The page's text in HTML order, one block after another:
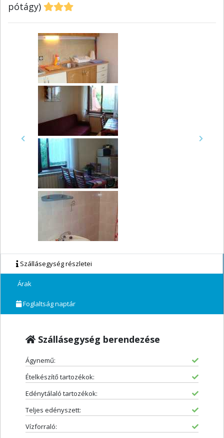
pótágy)
Previous Next
Szállásegység részletei
Árak
Foglaltság naptár
Szállásegység berendezése
Ágynemű:
Ételkészítő tartozékok:
Edénytálaló tartozékok:
Teljes edényszett:
Vízforraló: